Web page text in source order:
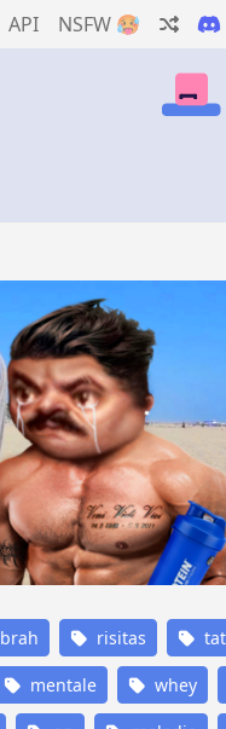
API NSFW 🥵
brah risitas
mentale whey